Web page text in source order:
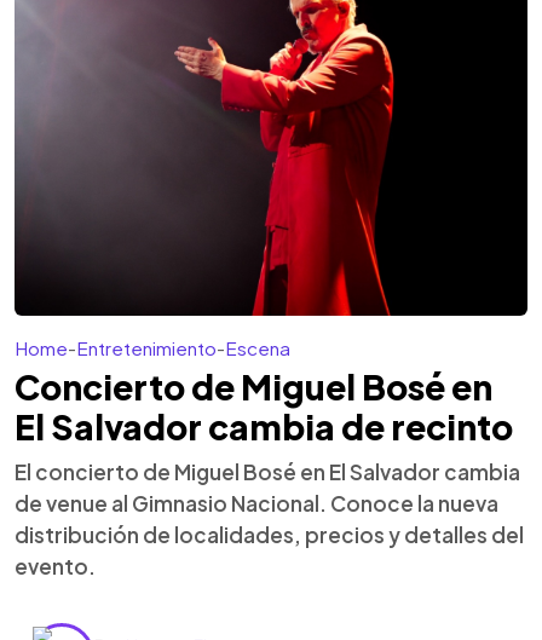
Home-Entretenimiento-Escena
Concierto de Miguel Bosé en
El Salvador cambia de recinto
El concierto de Miguel Bosé en El Salvador cambia
de venue al Gimnasio Nacional. Conoce la nueva
distribución de localidades, precios y detalles del
evento.